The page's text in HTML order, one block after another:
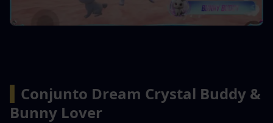
Conjunto Dream Crystal Buddy &
Bunny Lover